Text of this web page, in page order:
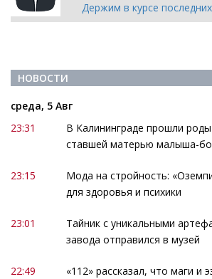
Держим в курсе
НОВОСТИ
среда, 5 Авг
23:31
В Калининграде прошли
ставшей матерью малыша-
23:15
Мода на стройность:
для здоровья и психики
23:01
Тайник с уникальными
завода отправился в музей
22:49
«112» рассказал, что маги и